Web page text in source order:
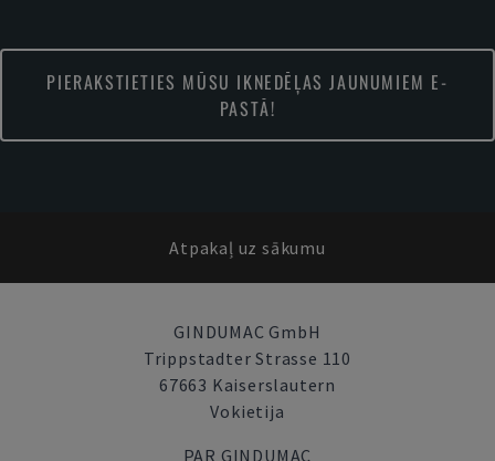
PIERAKSTIETIES MŪSU IKNEDĒĻAS JAUNUMIEM E-
PASTĀ!
Atpakaļ uz sākumu
GINDUMAC GmbH
Trippstadter Strasse 110
67663 Kaiserslautern
Vokietija
PAR GINDUMAC